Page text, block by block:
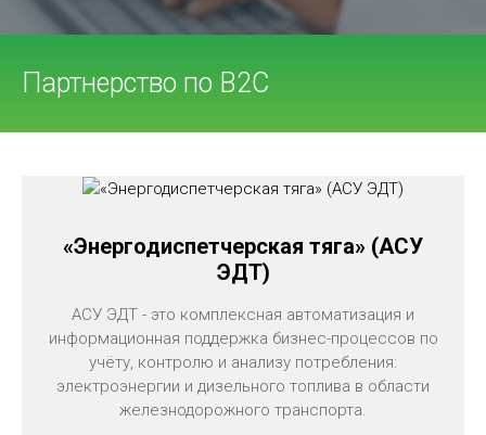
Партнерство по В2С
«Энергодиспетчерская тяга» (АСУ
ЭДТ)
АСУ ЭДТ - это комплексная автоматизация и
информационная поддержка бизнес-процессов по
учёту, контролю и анализу потребления:
электроэнергии и дизельного топлива в области
железнодорожного транспорта.